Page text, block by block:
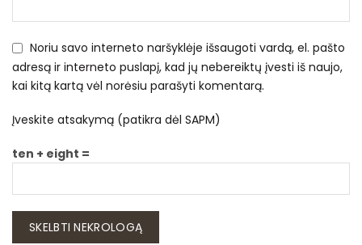
Noriu savo interneto naršyklėje išsaugoti vardą, el. pašto
adresą ir interneto puslapį, kad jų nebereiktų įvesti iš naujo,
kai kitą kartą vėl norėsiu parašyti komentarą.
Įveskite atsakymą (patikra dėl SAPM)
ten + eight =